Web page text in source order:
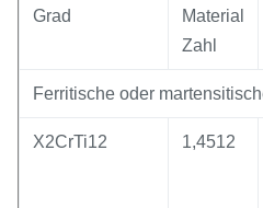
Grad
Material
Zahl
Ferritische oder
X2CrTi12 1,4512